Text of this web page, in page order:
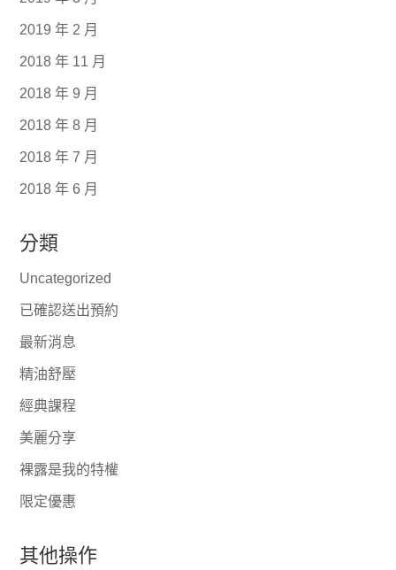
2019 年 2 月
2018 年 11 月
2018 年 9 月
2018 年 8 月
2018 年 7 月
2018 年 6 月
分類
Uncategorized
已確認送出預約
最新消息
精油舒壓
經典課程
美麗分享
裸露是我的特權
限定優惠
其他操作